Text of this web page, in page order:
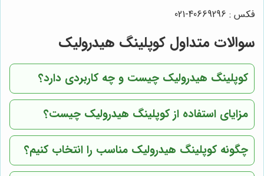
فکس : 40669296-021
سوالات متداول کوپلینگ هیدرولیک
کوپلینگ هیدرولیک چیست و چه کاربردی دارد؟
مزایای استفاده از کوپلینگ هیدرولیک چیست؟
چگونه کوپلینگ هیدرولیک مناسب را انتخاب کنیم؟